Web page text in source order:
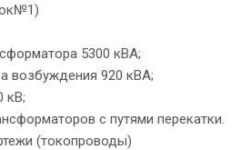
5300 кВА;
возбуждения 920 кВА;
кВ;
с путями перекатки.
(токопроводы)